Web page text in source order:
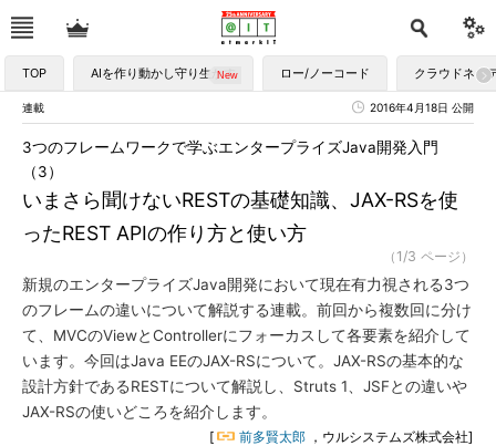
TOP AIを作り動かし守り生かす ロー/ノーコード クラウドネイ
連載 2016年4月18日 公開
いまさら聞けないRESTの基礎知識、JAX-RSを使
ったREST APIの作り方と使い方
3つのフレームワークで学ぶエンタープライズJava開発入門
（3）
（1/3 ページ）
新規のエンタープライズJava開発において現在有力視される3つ
のフレームの違いについて解説する連載。前回から複数回に分け
て、MVCのViewとControllerにフォーカスして各要素を紹介して
います。今回はJava EEのJAX-RSについて。JAX-RSの基本的な
設計方針であるRESTについて解説し、Struts 1、JSFとの違いや
JAX-RSの使いどころを紹介します。
[ 前多賢太郎 ，ウルシステムズ株式会社]